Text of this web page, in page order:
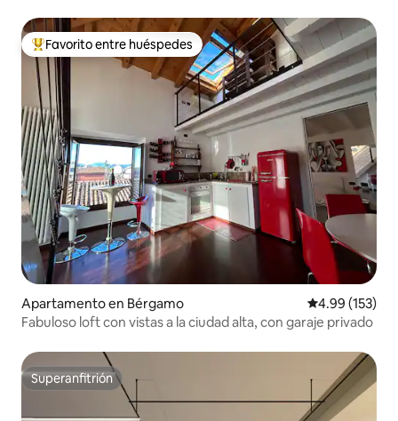
Favorito entre huéspedes preferido
Favorito entre huéspedes
Apartamento en Bérgamo Calificación
4.99 (153)
Fabuloso loft con vistas a la ciudad alta, con garaje privado
Superanfitrión
Superanfitrión